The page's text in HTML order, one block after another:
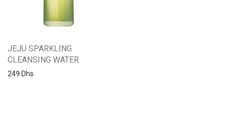
JEJU SPARKLING
CLEANSING WATER
249 Dhs